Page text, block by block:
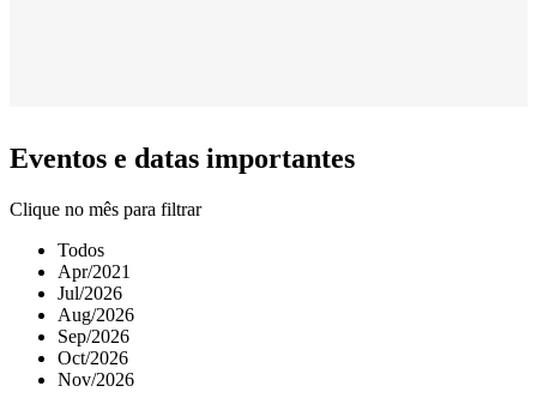
Eventos e datas importantes
Clique no mês para filtrar
Todos
Apr/2021
Jul/2026
Aug/2026
Sep/2026
Oct/2026
Nov/2026